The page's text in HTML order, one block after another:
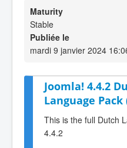
Maturity
Stable
Publiée le
mardi 9 janvier 2024
Joomla! 4.4.2
Language Pack
This is the full Dutch
4.4.2